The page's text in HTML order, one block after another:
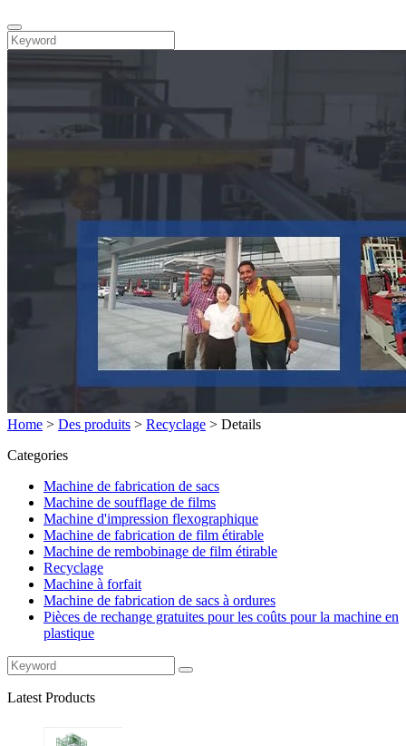
Home > Des produits > Recyclage > Details
Categories
Machine de fabrication de sacs
Machine de soufflage de films
Machine d'impression flexographique
Machine de fabrication de film étirable
Machine de rembobinage de film étirable
Recyclage
Machine à forfait
Machine de fabrication de sacs à ordures
Pièces de rechange gratuites pour les coûts pour la machine en
plastique
Latest Products